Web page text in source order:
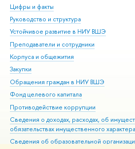
Цифры и факты
Руководство и структура
Устойчивое развитие в НИУ ВШЭ
Преподаватели и сотрудники
Корпуса и общежития
Закупки
Обращения граждан в НИУ ВШЭ
Фонд целевого капитала
Противодействие коррупции
Сведения о доходах, расходах, об
обязательствах имущественного характера
Сведения об образовательной